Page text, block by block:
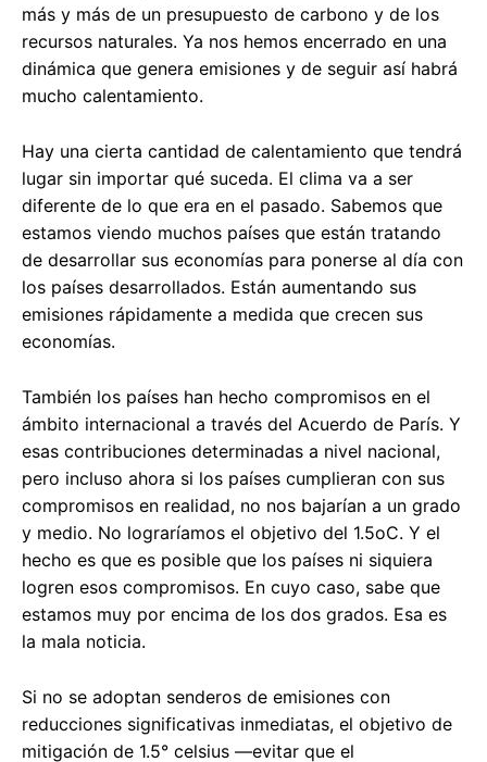
más y más de un presupuesto de carbono y de los
recursos naturales. Ya nos hemos encerrado en una
dinámica que genera emisiones y de seguir así habrá
mucho calentamiento.
Hay una cierta cantidad de calentamiento que tendrá
lugar sin importar qué suceda. El clima va a ser
diferente de lo que era en el pasado. Sabemos que
estamos viendo muchos países que están tratando
de desarrollar sus economías para ponerse al día con
los países desarrollados. Están aumentando sus
emisiones rápidamente a medida que crecen sus
economías.
También los países han hecho compromisos en el
ámbito internacional a través del Acuerdo de París. Y
esas contribuciones determinadas a nivel nacional,
pero incluso ahora si los países cumplieran con sus
compromisos en realidad, no nos bajarían a un grado
y medio. No lograríamos el objetivo del 1.5oC. Y el
hecho es que es posible que los países ni siquiera
logren esos compromisos. En cuyo caso, sabe que
estamos muy por encima de los dos grados. Esa es
la mala noticia.
Si no se adoptan senderos de emisiones con
reducciones significativas inmediatas, el objetivo de
mitigación de 1.5° celsius —evitar que el